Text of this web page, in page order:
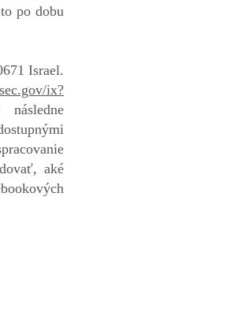
po dobu
Israel.
ix?
aké